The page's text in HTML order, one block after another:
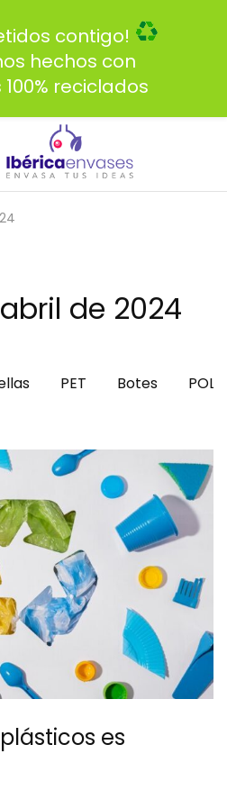
de 2024
PET Botes
es
contigo!
hechos con
reciclados